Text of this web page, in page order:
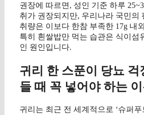
권장에 따르면, 성인 기준 하루
취가 권장되지만, 우리나라 국민의
취량은 이보다 한참 부족한 17g 내
특히 흰쌀밥만 먹는 습관은 식이섬
인 원인입니다.
귀리 한 스푼이 당뇨 걱
들 때 꼭 넣어야 하는
귀리는 최근 전 세계적으로 ‘슈퍼푸